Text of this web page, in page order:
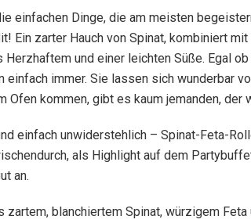
einfachen Dinge, die am meisten
Ein zarter Hauch von Spinat, kombiniert
Herzhaftem und einer leichten Süße. Egal
einfach immer. Sie lassen sich wunderbar
Ofen kommen, gibt es kaum jemanden, der
einfach unwiderstehlich – Spinat-Feta-
als Highlight auf dem
an.
zartem, blanchiertem Spinat, würzigem